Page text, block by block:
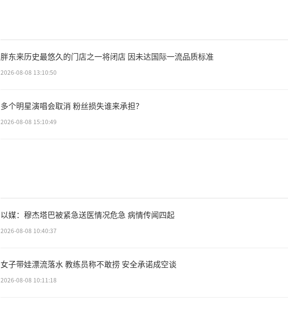
胖东来历史最悠久的门店之一将闭店 因未达国际一流品质标准
2026-08-08 13:10:50
多个明星演唱会取消 粉丝损失谁来承担？
2026-08-08 15:10:49
以媒：穆杰塔巴被紧急送医情况危急 病情传闻四起
2026-08-08 10:40:37
女子带娃漂流落水 教练员称不敢捞 安全承诺成空谈
2026-08-08 10:11:18